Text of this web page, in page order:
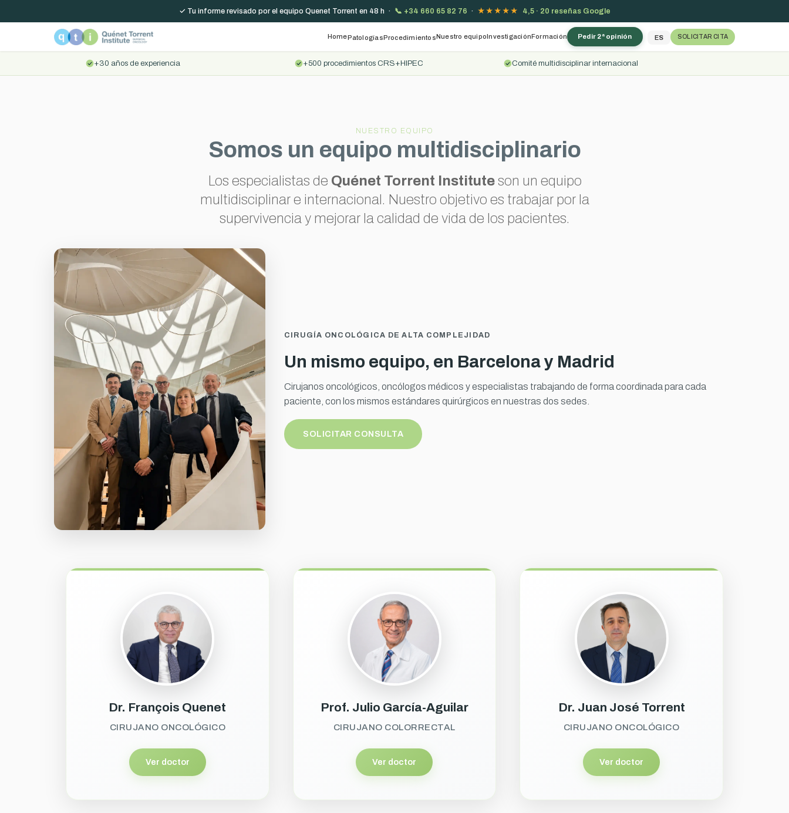
✓ Tu informe revisado por el equipo Quenet Torrent en 48 h · 📞 +34 660 65 82 76 · ★★★★★ 4,5 · 20 reseñas Google
HomePatologíasProcedimientosNuestro equipoInvestigaciónFormación Pedir 2ª opinión ES SOLICITAR CITA
+30 años de experiencia +500 procedimientos CRS+HIPEC Comité multidisciplinar internacional
NUESTRO EQUIPO
Somos un equipo multidisciplinario
Los especialistas de Quénet Torrent Instituteson un equipo
multidisciplinar e internacional. Nuestro objetivo es trabajar por la
supervivencia y mejorar la calidad de vida de los pacientes.
CIRUGÍA ONCOLÓGICA DE ALTA COMPLEJIDAD
Un mismo equipo, en Barcelona y Madrid
Cirujanos oncológicos, oncólogos médicos y especialistas trabajando de forma coordinada para cada
paciente, con los mismos estándares quirúrgicos en nuestras dos sedes.
SOLICITAR CONSULTA
Dr. François Quenet
CIRUJANO ONCOLÓGICO
Ver doctor
Prof. Julio García-Aguilar
CIRUJANO COLORRECTAL
Ver doctor
Dr. Juan José Torrent
CIRUJANO ONCOLÓGICO
Ver doctor